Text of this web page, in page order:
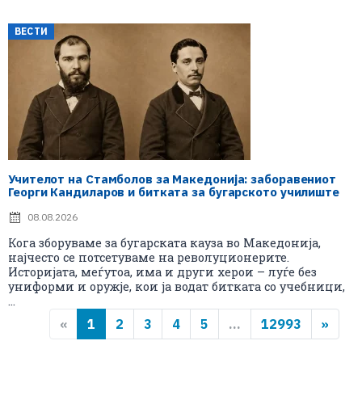
ВЕСТИ
Учителот на Стамболов за Македонија: заборавениот
Георги Кандиларов и битката за бугарското училиште
08.08.2026
Кога зборуваме за бугарската кауза во Македонија,
најчесто се потсетуваме на револуционерите.
Историјата, меѓутоа, има и други херои – луѓе без
униформи и оружје, кои ја водат битката со учебници,
« 1 2 3 4 5 ... 12993 »